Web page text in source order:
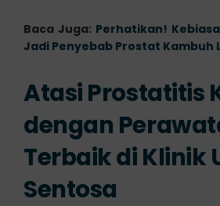
Baca Juga: Perhatikan!
Jadi Penyebab Prostat Kambuh
Atasi Prostatitis
dengan
Terbaik di Klinik
Sentosa